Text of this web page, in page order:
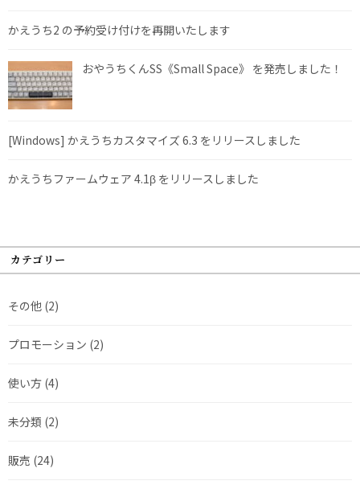
かえうち2 の予約受け付けを再開いたします
おやうちくんSS《Small Space》 を発売しました！
[Windows] かえうちカスタマイズ 6.3 をリリースしました
かえうちファームウェア 4.1β をリリースしました
カテゴリー
その他 (2)
プロモーション (2)
使い方 (4)
未分類 (2)
販売 (24)